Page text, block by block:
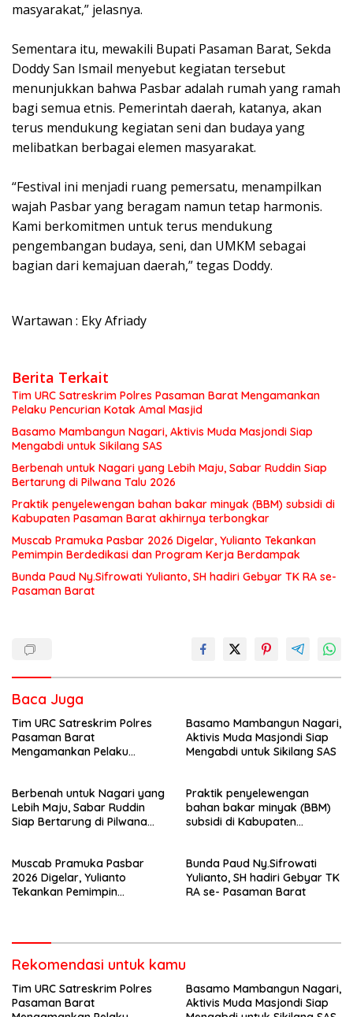
masyarakat,” jelasnya.
‎Sementara itu, mewakili Bupati Pasaman Barat, Sekda
Doddy San Ismail menyebut kegiatan tersebut
menunjukkan bahwa Pasbar adalah rumah yang ramah
bagi semua etnis. Pemerintah daerah, katanya, akan
terus mendukung kegiatan seni dan budaya yang
melibatkan berbagai elemen masyarakat.
‎“Festival ini menjadi ruang pemersatu, menampilkan
wajah Pasbar yang beragam namun tetap harmonis.
Kami berkomitmen untuk terus mendukung
pengembangan budaya, seni, dan UMKM sebagai
bagian dari kemajuan daerah,” tegas Doddy.
Wartawan : Eky Afriady
Berita Terkait
Tim URC Satreskrim Polres Pasaman Barat Mengamankan
Pelaku Pencurian Kotak Amal Masjid
Basamo Mambangun Nagari, Aktivis Muda Masjondi Siap
Mengabdi untuk Sikilang SAS
Berbenah untuk Nagari yang Lebih Maju, Sabar Ruddin Siap
Bertarung di Pilwana Talu 2026
Praktik penyelewengan bahan bakar minyak (BBM) subsidi di
Kabupaten Pasaman Barat akhirnya terbongkar
Muscab Pramuka Pasbar 2026 Digelar, Yulianto Tekankan
Pemimpin Berdedikasi dan Program Kerja Berdampak
Bunda Paud Ny.Sifrowati Yulianto, SH hadiri Gebyar TK RA se-
Pasaman Barat
Baca Juga
Tim URC Satreskrim Polres
Pasaman Barat
Mengamankan Pelaku
Basamo Mambangun Nagari,
Aktivis Muda Masjondi Siap
Mengabdi untuk Sikilang SAS
Berbenah untuk Nagari yang
Lebih Maju, Sabar Ruddin
Siap Bertarung di Pilwana
Praktik penyelewengan
bahan bakar minyak (BBM)
subsidi di Kabupaten
Muscab Pramuka Pasbar
2026 Digelar, Yulianto
Tekankan Pemimpin
Bunda Paud Ny.Sifrowati
Yulianto, SH hadiri Gebyar TK
RA se- Pasaman Barat
Rekomendasi untuk kamu
Tim URC Satreskrim Polres
Pasaman Barat
Basamo Mambangun Nagari,
Aktivis Muda Masjondi Siap